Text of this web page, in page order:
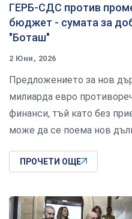
ГЕРБ-СДС против
бюджет - сумата за
"Боташ"
2 Юни, 2026
Предложението за нов
милиарда евро
финанси, тъй като без
може да се поема нов
ПРОЧЕТИ ОЩЕ